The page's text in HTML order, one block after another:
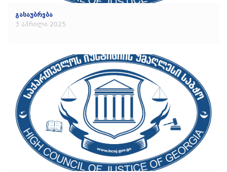
გასაუბრება
3 აპრილი 2025